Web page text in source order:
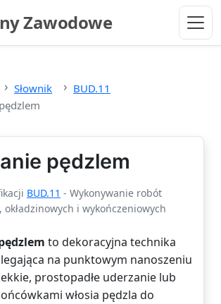
Zawodowe
Słownik
BUD.11
pędzlem
BUD.11 - Wykonywanie robót
okładzinowych i wykończeniowych
to dekoracyjna technika
na punktowym nanoszeniu
prostopadłe uderzanie lub
włosia pędzla do